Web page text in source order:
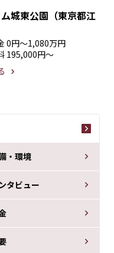
・環境
タビュー
城東公園（東京都江
0円〜1,080万円
195,000円〜